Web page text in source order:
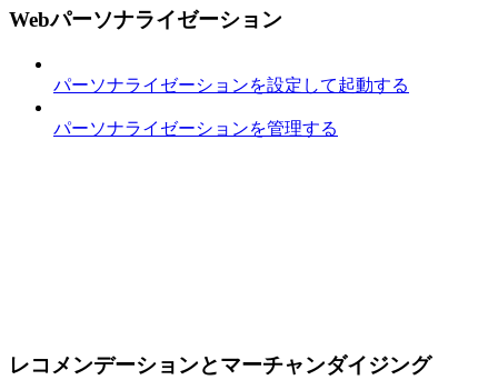
Webパーソナライゼーション
パーソナライゼーションを設定して起動する
パーソナライゼーションを管理する
レコメンデーションとマーチャンダイジング